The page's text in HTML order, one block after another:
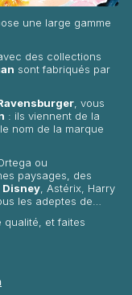
une large gamme
des collections
sont fabriqués par
, vous
: ils viennent de la
nom de la marque
ou
paysages, des
Disney, Astérix, Harry
les adeptes de
qualité, et faites